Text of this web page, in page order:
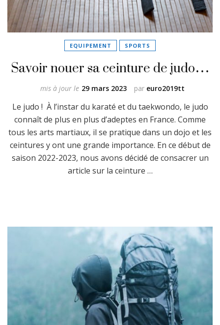
EQUIPEMENT SPORTS
Savoir nouer sa ceinture de judo…
par euro2019tt
mis à jour le 29 mars 2023
Le judo ! À l’instar du karaté et du taekwondo, le judo
connaît de plus en plus d’adeptes en France. Comme
tous les arts martiaux, il se pratique dans un dojo et les
ceintures y ont une grande importance. En ce début de
saison 2022-2023, nous avons décidé de consacrer un
article sur la ceinture …